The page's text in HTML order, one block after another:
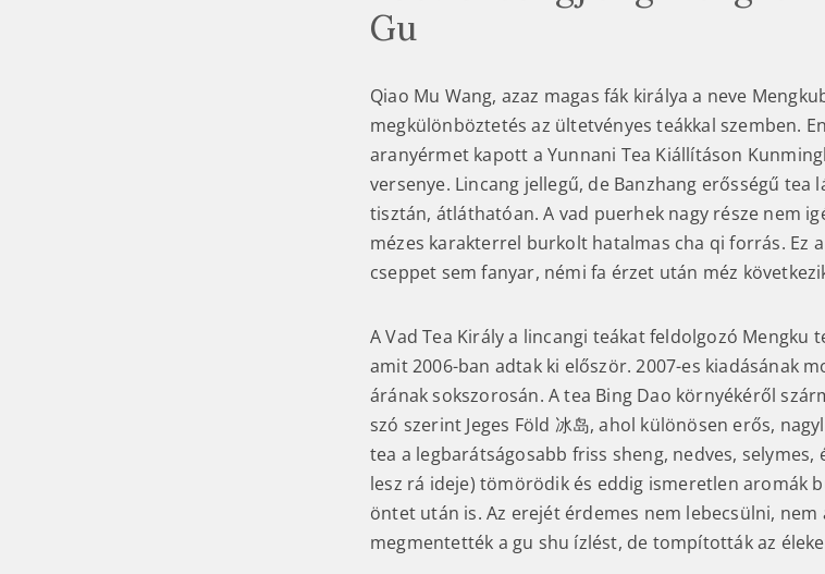
Gu
Qiao Mu Wang, azaz magas fák királya a neve
megkülönböztetés az ültetvényes teákkal szemben.
aranyérmet kapott a Yunnani Tea Kiállításon
versenye. Lincang jellegű, de Banzhang erősségű tea
tisztán, átláthatóan. A vad puerhek nagy része nem
mézes karakterrel burkolt hatalmas cha qi forrás. Ez
cseppet sem fanyar, némi fa érzet után méz
A Vad Tea Király a lincangi teákat feldolgozó Mengku
amit 2006-ban adtak ki először. 2007-es kiadásának
árának sokszorosán. A tea Bing Dao környékéről
szó szerint Jeges Föld 冰岛, ahol különösen erős,
tea a legbarátságosabb friss sheng, nedves,
lesz rá ideje) tömörödik és eddig ismeretlen aromák
öntet után is. Az erejét érdemes nem lebecsülni,
megmentették a gu shu ízlést, de tompították az